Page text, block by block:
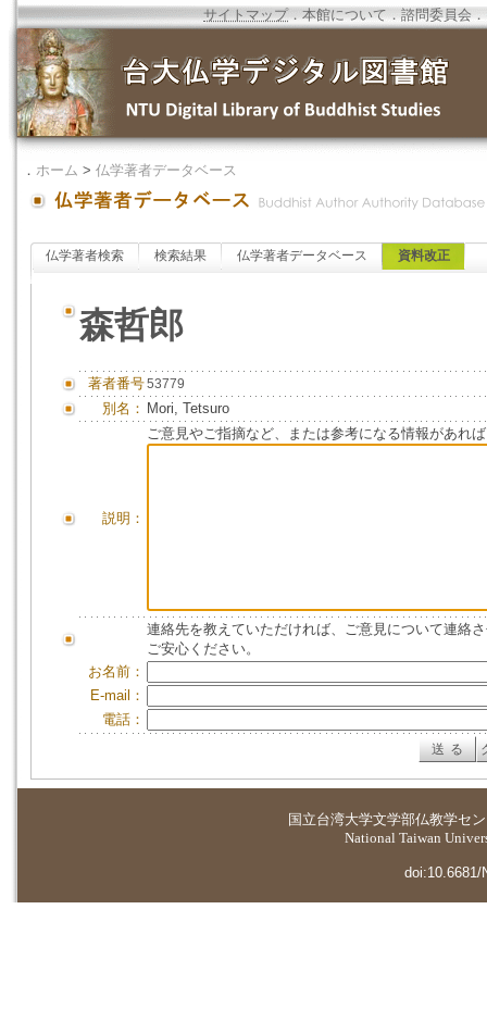
サイトマップ．本館について ．諮問委員会 ．
． ホーム > 仏学著者データベース
仏学著者検索 検索結果 仏学著者データベース 資料改正
森哲郎
著者番号53779
別名： Mori, Tetsuro
説明：
ご意見やご指摘など、または参考になる情報があれ
連絡先を教えていただければ、ご意見について連絡
ご安心ください。
お名前：
E-mail：
電話：
国立台湾大学文学部仏教学セ
National Taiwan
doi:10.6681/